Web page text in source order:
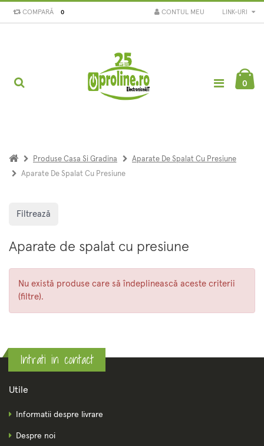
COMPARĂ 0 LINK-URI
CONTUL MEU
0
Produse Casa Si Gradina
Aparate De Spalat Cu Presiune
Aparate De Spalat Cu Presiune
Filtrează
Aparate de spalat cu presiune
Nu există produse care să îndeplinească aceste criterii
(filtre).
Intrati in contact
Utile
Informatii despre livrare
Despre noi